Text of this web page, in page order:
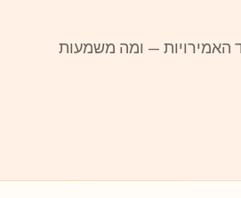
האמירויות — ומה משמעות